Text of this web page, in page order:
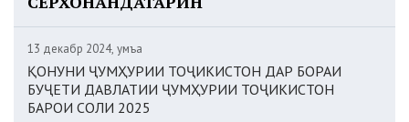
13 декабр 2024, Ҷумъа
ҚОНУНИ ҶУМҲУРИИ ТОҶИКИСТОН ДАР БОРАИ
БУҶЕТИ ДАВЛАТИИ ҶУМҲУРИИ ТОҶИКИСТОН
БАРОИ СОЛИ 2025